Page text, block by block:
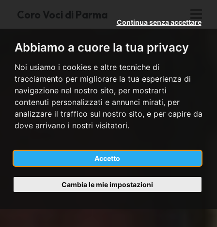
Abbiamo a cuore la tua privacy
Noi usiamo i cookies e altre tecniche di
tracciamento per migliorare la tua esperienza di
navigazione nel nostro sito, per mostrarti
contenuti personalizzati e annunci mirati, per
analizzare il traffico sul nostro sito, e per capire da
dove arrivano i nostri visitatori.
Accetto
Continua senza accettare
Cambia le mie impostazioni
Coro Voci di Parma